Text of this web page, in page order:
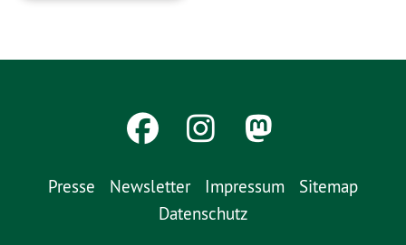
Presse Newsletter Impressum
Sitemap
Datenschutz